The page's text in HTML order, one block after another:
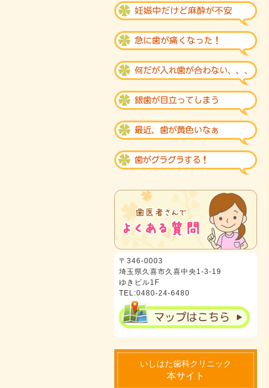
〒346-0003
埼玉県久喜市久喜中央1-3-19
ゆきビル1F
TEL:0480-24-6480
いしはた歯科クリニック
本サイト